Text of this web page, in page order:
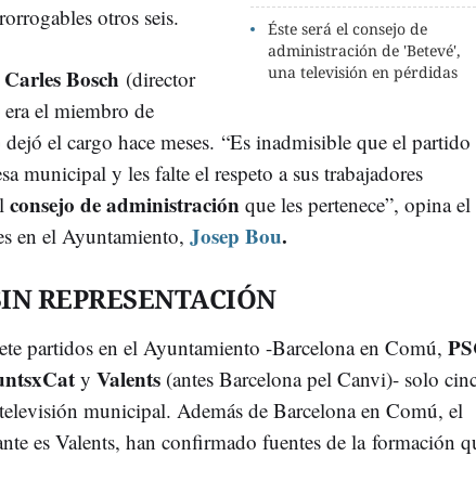
Éste será el consejo de
administración de 'Betevé',
una televisión en pérdidas
otros seis.
Carles Bosch (director
era el miembro de
el cargo hace meses. “Es inadmisible que el partido
municipal y les falte el respeto a sus trabajadores
consejo de administración que les pertenece”, opina el
en el Ayuntamiento, Josep Bou.
REPRESENTACIÓN
partidos en el Ayuntamiento -Barcelona en Comú,
y Valents (antes Barcelona pel Canvi)- solo
municipal. Además de Barcelona en Comú, el
es Valents, han confirmado fuentes de la formación